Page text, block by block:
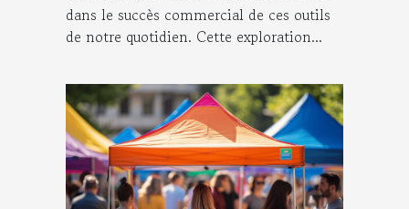
dans le succès commercial de ces outils
de notre quotidien. Cette exploration...